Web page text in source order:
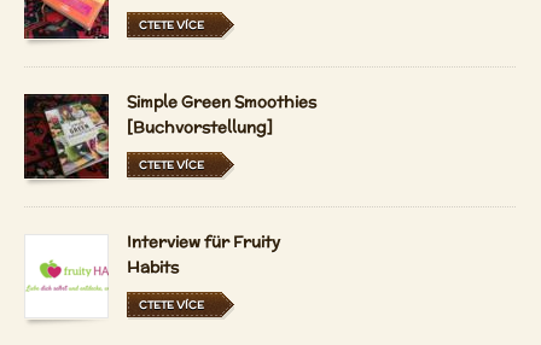
CTETE VÍCE
Simple Green Smoothies
[Buchvorstellung]
CTETE VÍCE
Interview für Fruity
Habits
CTETE VÍCE